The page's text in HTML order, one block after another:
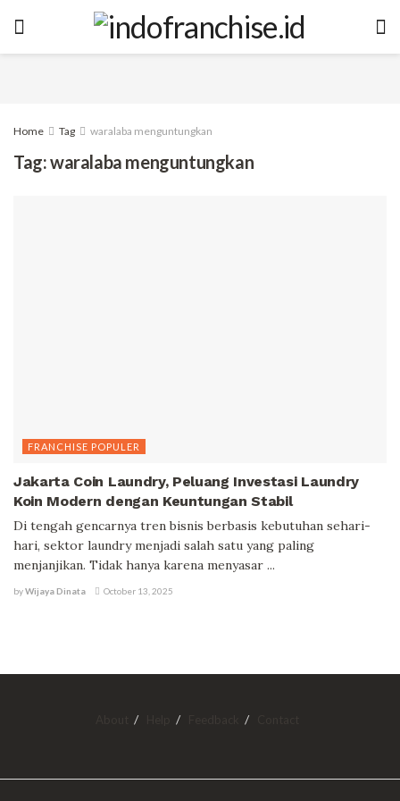
Home Tag waralaba menguntungkan
Tag:waralaba menguntungkan
FRANCHISE POPULER
Jakarta Coin Laundry, Peluang Investasi Laundry
Koin Modern dengan Keuntungan Stabil
Di tengah gencarnya tren bisnis berbasis kebutuhan sehari-
hari, sektor laundry menjadi salah satu yang paling
menjanjikan. Tidak hanya karena menyasar ...
byWijaya Dinata October 13, 2025